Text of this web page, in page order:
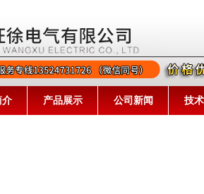
介 产品展示 公司新闻 技